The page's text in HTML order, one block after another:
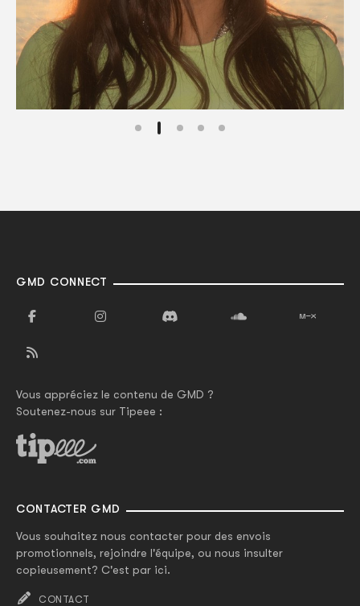
GMD CONNECT
Vous appréciez le contenu de GMD ?
Soutenez-nous sur Tipeee :
CONTACTER GMD
Vous souhaitez nous contacter pour des envois
promotionnels, rejoindre l'équipe, ou nous insulter
copieusement? C'est par ici.
CONTACT